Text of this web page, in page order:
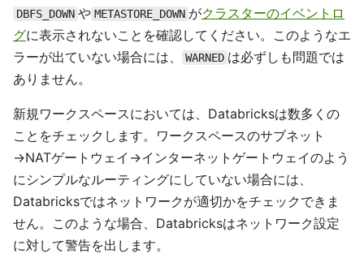
DBFS_DOWN や METASTORE_DOWN がクラスターのイベントロ
グに表示されないことを確認してください。このようなエ
ラーが出ていない場合には、
WARNED は必ずしも問題では
ありません。
新規ワークスペースにおいては、Databricksは数多くの
ことをチェックします。ワークスペースのサブネット
→NATゲートウェイ→インターネットゲートウェイのよう
にシンプルなルーティングにしていない場合には、
Databricksではネットワークが適切かをチェックできま
せん。このような場合、Databricksはネットワーク設定
に対して警告を出します。